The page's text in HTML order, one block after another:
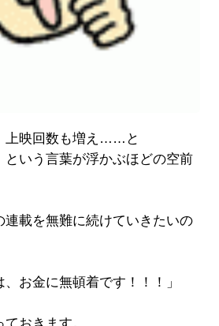
上映回数も増え……と
という言葉が浮かぶほどの空前
連載を無難に続けていきたいの
、お金に無頓着です！！！」